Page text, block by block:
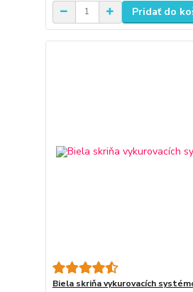
Pridať do
Biela skriňa vykurovacích